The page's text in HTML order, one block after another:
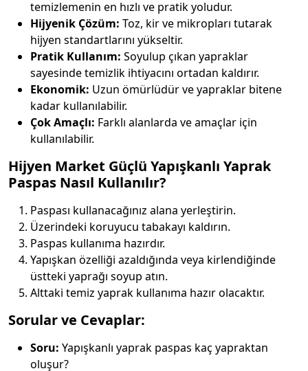
temizlemenin en hızlı ve pratik yoludur.
Hijyenik Çözüm: Toz, kir ve mikropları tutarak
hijyen standartlarını yükseltir.
Pratik Kullanım: Soyulup çıkan yapraklar
sayesinde temizlik ihtiyacını ortadan kaldırır.
Ekonomik: Uzun ömürlüdür ve yapraklar bitene
kadar kullanılabilir.
Çok Amaçlı: Farklı alanlarda ve amaçlar için
kullanılabilir.
Hijyen Market Güçlü Yapışkanlı Yaprak
Paspas Nasıl Kullanılır?
Paspası kullanacağınız alana yerleştirin.
Üzerindeki koruyucu tabakayı kaldırın.
Paspas kullanıma hazırdır.
Yapışkan özelliği azaldığında veya kirlendiğinde
üstteki yaprağı soyup atın.
Alttaki temiz yaprak kullanıma hazır olacaktır.
Sorular ve Cevaplar:
Soru: Yapışkanlı yaprak paspas kaç yapraktan
oluşur?